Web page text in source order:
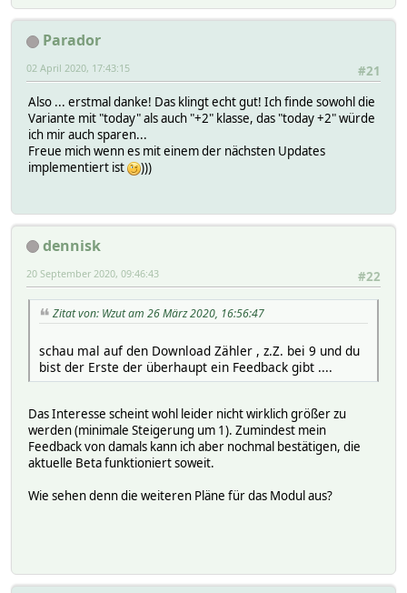
Parador
#21
02 April 2020, 17:43:15
Also ... erstmal danke! Das klingt echt gut! Ich finde sowohl die
Variante mit "today" als auch "+2" klasse, das "today +2" würde
ich mir auch sparen...
Freue mich wenn es mit einem der nächsten Updates
implementiert ist
)))
dennisk
#22
20 September 2020, 09:46:43
Zitat von: Wzut am 26 März 2020, 16:56:47
schau mal auf den Download Zähler , z.Z. bei 9 und du
bist der Erste der überhaupt ein Feedback gibt ....
Das Interesse scheint wohl leider nicht wirklich größer zu
werden (minimale Steigerung um 1). Zumindest mein
Feedback von damals kann ich aber nochmal bestätigen, die
aktuelle Beta funktioniert soweit.
Wie sehen denn die weiteren Pläne für das Modul aus?